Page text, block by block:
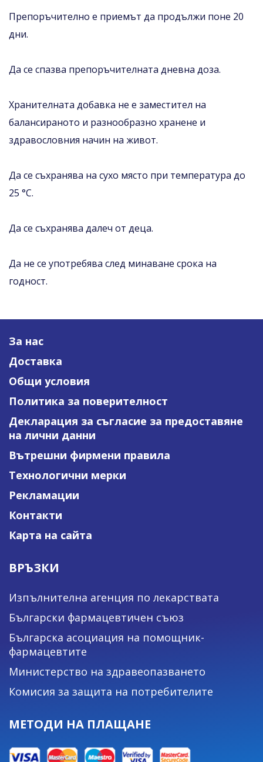
Препоръчително е приемът да продължи поне 20
дни.
Да се спазва препоръчителната дневна доза.
Хранителната добавка не е заместител на
балансираното и разнообразно хранене и
здравословния начин на живот.
Да се съхранява на сухо място при температура до
25 °C.
Да се съхранява далеч от деца.
Да не се употребява след минаване срока на
годност.
За нас
Доставка
Общи условия
Политика за поверителност
Декларация за съгласие за предоставяне
на лични данни
Вътрешни фирмени правила
Технологични мерки
Рекламации
Контакти
Карта на сайта
ВРЪЗКИ
Изпълнителна агенция по лекарствата
Български фармацевтичен съюз
Българска асоциация на помощник-
фармацевтите
Министерство на здравеопазването
Комисия за защита на потребителите
МЕТОДИ НА ПЛАЩАНЕ